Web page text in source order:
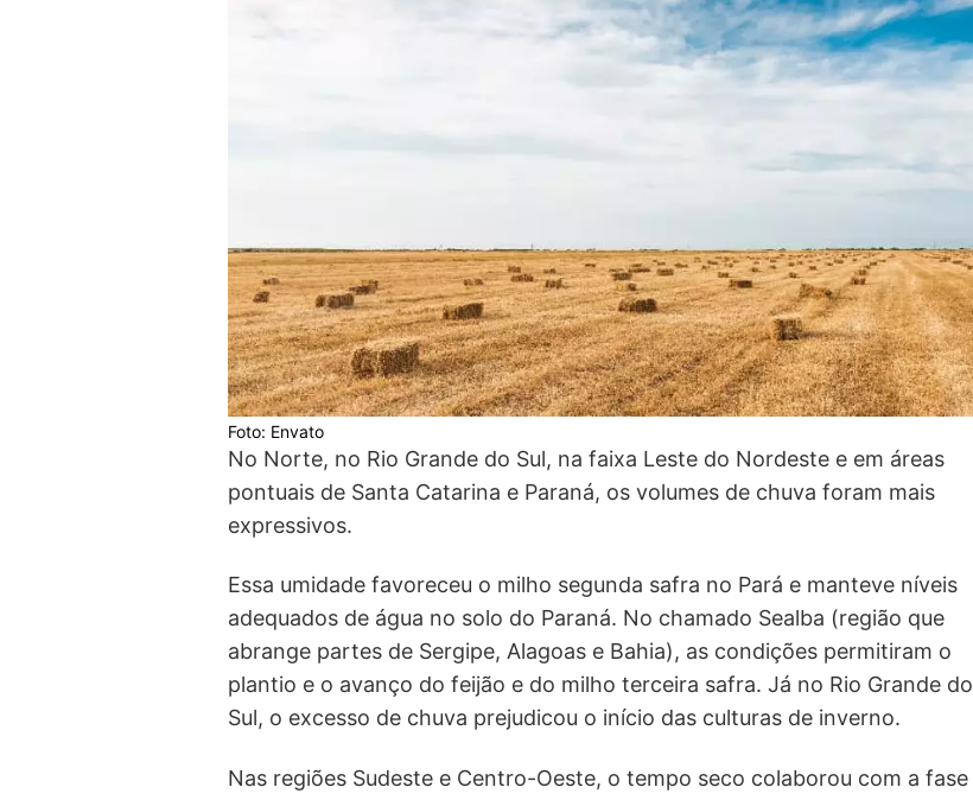
Foto: Envato
No Norte, no Rio Grande do Sul, na faixa Leste do Nordeste e em áreas
pontuais de Santa Catarina e Paraná, os volumes de chuva foram mais
expressivos.
Essa umidade favoreceu o milho segunda safra no Pará e manteve níveis
adequados de água no solo do Paraná. No chamado Sealba (região que
abrange partes de Sergipe, Alagoas e Bahia), as condições permitiram o
plantio e o avanço do feijão e do milho terceira safra. Já no Rio Grande do
Sul, o excesso de chuva prejudicou o início das culturas de inverno.
Nas regiões Sudeste e Centro-Oeste, o tempo seco colaborou com a fase